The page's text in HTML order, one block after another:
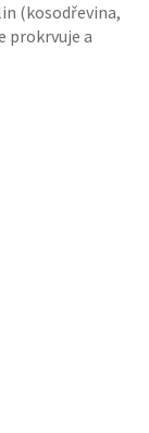
(kosodřevina,
prokrvuje a